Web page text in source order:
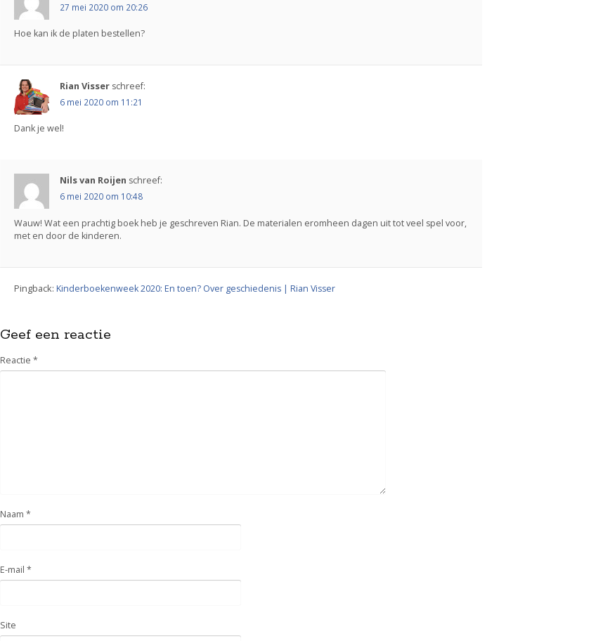
27 mei 2020 om 20:26
Hoe kan ik de platen bestellen?
Rian Visser schreef:
6 mei 2020 om 11:21
Dank je wel!
Nils van Roijen schreef:
6 mei 2020 om 10:48
Wauw! Wat een prachtig boek heb je geschreven Rian. De materialen eromheen dagen uit tot veel spel voor,
met en door de kinderen.
Pingback: Kinderboekenweek 2020: En toen? Over geschiedenis | Rian Visser
Geef een reactie
Reactie *
Naam *
E-mail *
Site